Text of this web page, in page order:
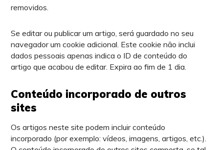
removidos.
Se editar ou publicar um artigo, será guardado no seu
navegador um cookie adicional. Este cookie não inclui
dados pessoais apenas indica o ID de conteúdo do
artigo que acabou de editar. Expira ao fim de 1 dia.
Conteúdo incorporado de outros
sites
Os artigos neste site podem incluir conteúdo
incorporado (por exemplo: vídeos, imagens, artigos, etc.).